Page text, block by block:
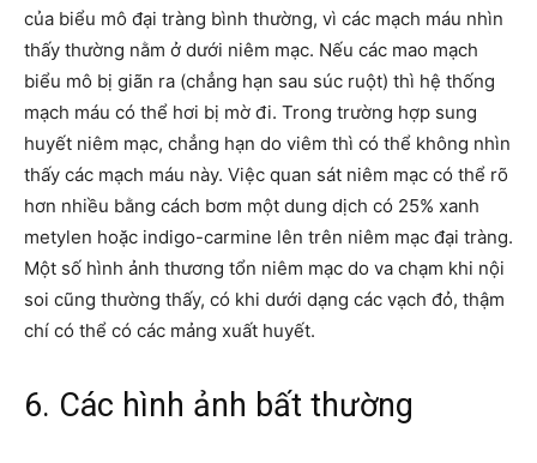
của biểu mô đại tràng bình thường, vì các mạch máu nhìn
thấy thường nằm ở dưới niêm mạc. Nếu các mao mạch
biểu mô bị giãn ra (chẳng hạn sau súc ruột) thì hệ thống
mạch máu có thể hơi bị mờ đi. Trong trường hợp sung
huyết niêm mạc, chẳng hạn do viêm thì có thể không nhìn
thấy các mạch máu này. Việc quan sát niêm mạc có thể rõ
hơn nhiều bằng cách bơm một dung dịch có 25% xanh
metylen hoặc indigo-carmine lên trên niêm mạc đại tràng.
Một số hình ảnh thương tổn niêm mạc do va chạm khi nội
soi cũng thường thấy, có khi dưới dạng các vạch đỏ, thậm
chí có thể có các mảng xuất huyết.
6. Các hình ảnh bất thường